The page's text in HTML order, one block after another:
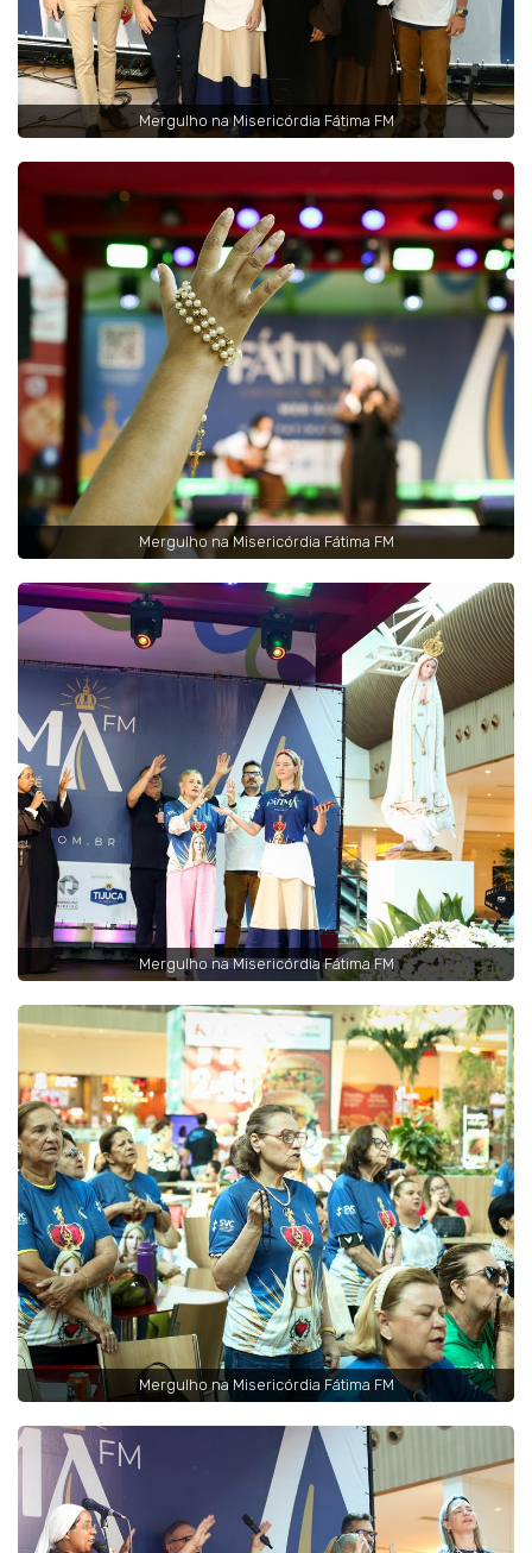
Mergulho na Misericórdia Fátima FM
Mergulho na Misericórdia Fátima FM
Mergulho na Misericórdia Fátima FM
Mergulho na Misericórdia Fátima FM